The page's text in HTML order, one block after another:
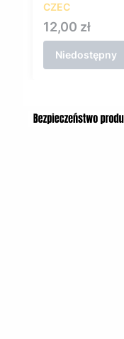
CZEC
Cena
12,00 zł
Niedostępny